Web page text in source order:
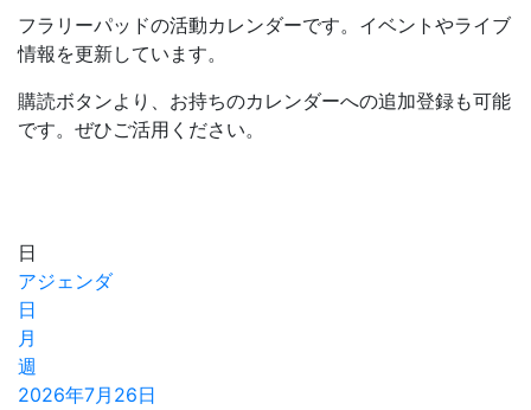
フラリーパッドの活動カレンダーです。イベントやライブ
情報を更新しています。
購読ボタンより、お持ちのカレンダーへの追加登録も可能
です。ぜひご活用ください。
日
アジェンダ
日
月
週
2026年7月26日